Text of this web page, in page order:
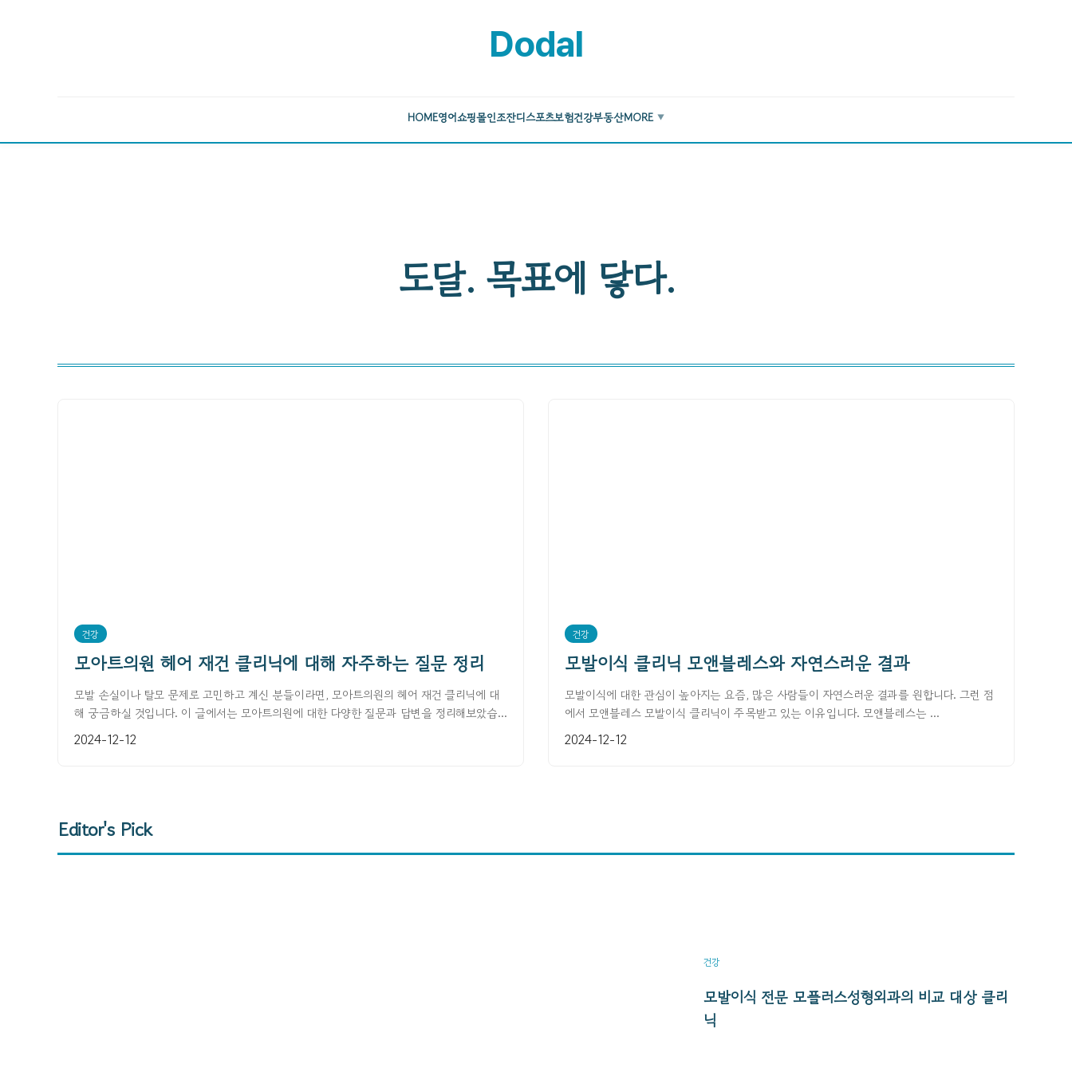
Dodal
HOME영어쇼핑몰인조잔디스포츠보험건강부동산MORE ▼
도달. 목표에 닿다.
건강
모아트의원 헤어 재건 클리닉에 대해 자주하는 질문 정리
모발 손실이나 탈모 문제로 고민하고 계신 분들이라면, 모아트의원의 헤어 재건 클리닉에 대
해 궁금하실 것입니다. 이 글에서는 모아트의원에 대한 다양한 질문과 답변을 정리해보았습...
2024-12-12
건강
모발이식 클리닉 모앤블레스와 자연스러운 결과
모발이식에 대한 관심이 높아지는 요즘, 많은 사람들이 자연스러운 결과를 원합니다. 그런 점
에서 모앤블레스 모발이식 클리닉이 주목받고 있는 이유입니다. 모앤블레스는 ...
2024-12-12
Editor's Pick
건강
모발이식 전문 모플러스성형외과의 비교 대상 클리
닉